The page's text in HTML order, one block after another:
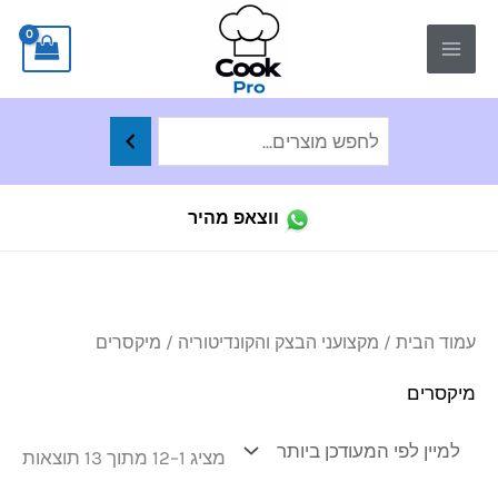
לתוכן
ווצאפ מהיר
עמוד הבית / מקצועני הבצק והקונדיטוריה / מיקסרים
מיקסרים
מציג 1–12 מתוך 13 תוצאות